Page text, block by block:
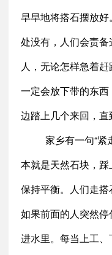
早早地将搭石摆放
处没有，人们会责
人，无论怎样急着
一定会放下带的东
边踏上几个来回，直
家乡有一句“紧
本就是天然石块，
保持平衡。人们走搭
如果前面的人突然
进水里。每当上工